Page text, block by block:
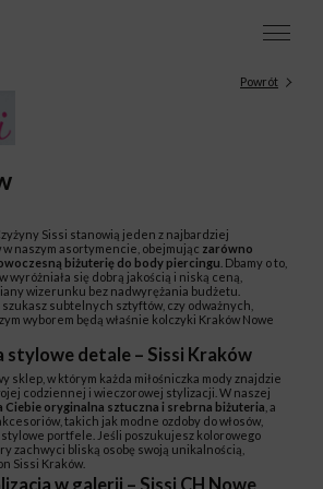
Powrót
Sissi stanowią jeden z najbardziej
w naszym asortymencie, obejmując zarówno
biżuterię do body piercingu . Dbamy o to,
wyróżniała się dobrą jakością i niską ceną,
wizerunku bez nadwyrężania budżetu.
subtelnych sztyftów, czy odważnych,
wyborem będą właśnie kolczyki Kraków Nowe
stylowe detale – Sissi Kraków
sklep, w którym każda miłośniczka mody znajdzie
codziennej i wieczorowej stylizacji. W naszej
Ciebie oryginalna sztuczna i srebrna biżuteria , a
takich jak modne ozdoby do włosów,
portfele. Jeśli poszukujesz kolorowego
zachwyci bliską osobę swoją unikalnością,
Sissi Kraków.